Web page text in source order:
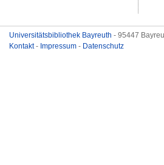
Universitätsbibliothek Bayreuth - 95447
Kontakt- Impressum - Datenschutz